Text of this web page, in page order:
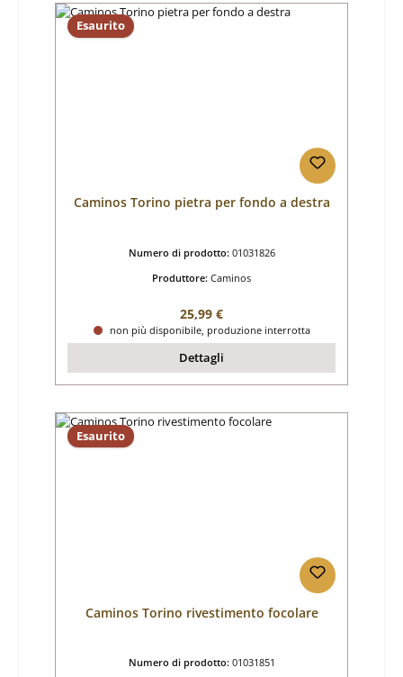
Esaurito
Caminos Torino pietra per fondo a destra
Numero di prodotto: 01031826
Produttore: Caminos
Prezzo normale:
25,99 €
non più disponibile, produzione interrotta
Dettagli
Esaurito
Caminos Torino rivestimento focolare
Numero di prodotto: 01031851